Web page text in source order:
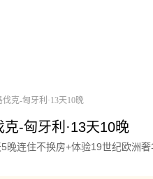
克-匈牙利·13天10晚
-匈牙利·13天10晚
晚连住不换房+体验19世纪欧洲